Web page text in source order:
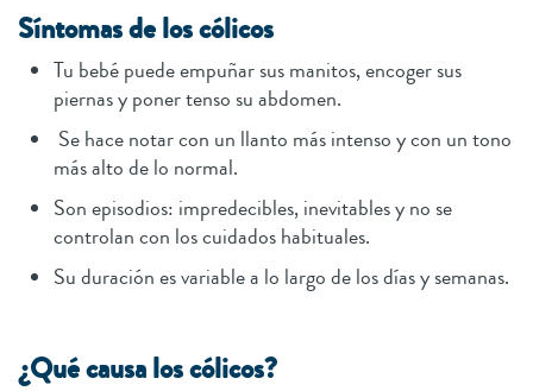
Síntomas de los cólicos
Tu bebé puede empuñar sus manitos, encoger sus
piernas y poner tenso su abdomen.
Se hace notar con un llanto más intenso y con un tono
más alto de lo normal.
Son episodios: impredecibles, inevitables y no se
controlan con los cuidados habituales.
Su duración es variable a lo largo de los días y semanas.
¿Qué causa los cólicos?